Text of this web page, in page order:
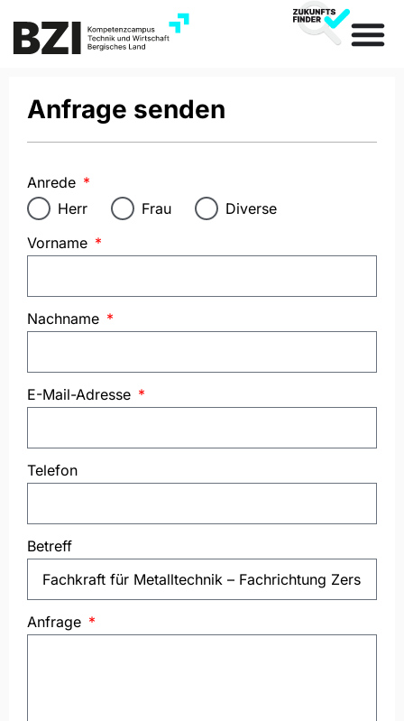
Anfrage senden
Anrede
Herr
Frau
Diverse
Vorname
Nachname
E-Mail-Adresse
Telefon
Betreff
Anfrage